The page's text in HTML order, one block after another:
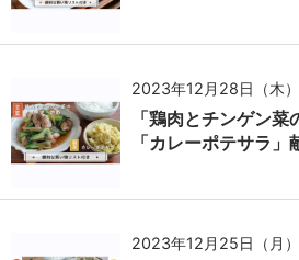
2023年12月28日（木）
「鶏肉とチンゲン菜
「カレーポテサラ」
2023年12月25日（月）